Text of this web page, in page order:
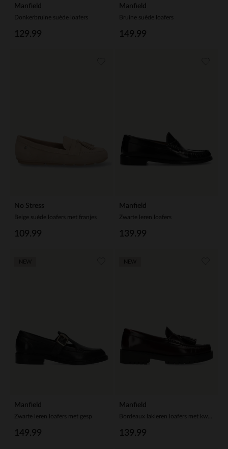
Manfield
Donkerbruine suède loafers
129.99
Manfield
Bruine suède loafers
149.99
No Stress
Beige suède loafers met franjes
109.99
Manfield
Zwarte leren loafers
139.99
Manfield
Zwarte leren loafers met gesp
149.99
Manfield
Bordeaux lakleren loafers met kwastjes
139.99